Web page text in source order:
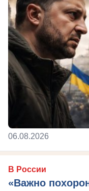
06.08.2026
В России
«Важно